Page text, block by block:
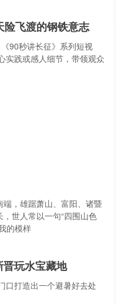
险飞渡的钢铁意志
90秒讲长征》系列短视
实践或感人细节，带领观众
，雄踞萧山、富阳、诸暨
世人常以一句“四围山色
的模样
玩水宝藏地
口打造出一个避暑好去处